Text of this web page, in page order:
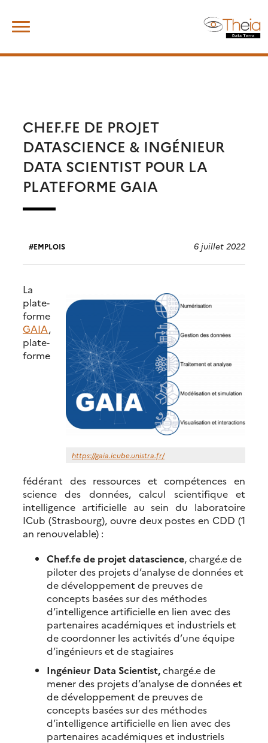
content
CHEF.FE DE PROJET
DATASCIENCE & INGÉNIEUR
DATA SCIENTIST POUR LA
PLATEFORME GAIA
EMPLOIS 6 juillet 2022
https://gaia.icube.unistra.fr/
La
plate-
forme
GAIA,
plate-
forme
fédérant des ressources et compétences en
science des données, calcul scientifique et
intelligence artificielle au sein du laboratoire
ICub (Strasbourg), ouvre deux postes en CDD (1
an renouvelable) :
Chef.fe de projet datascience, chargé.e de
piloter des projets d’analyse de données et
de développement de preuves de
concepts basées sur des méthodes
d’intelligence artificielle en lien avec des
partenaires académiques et industriels et
de coordonner les activités d’une équipe
d’ingénieurs et de stagiaires
Ingénieur Data Scientist,chargé.e de
mener des projets d’analyse de données et
de développement de preuves de
concepts basées sur des méthodes
d’intelligence artificielle en lien avec des
partenaires académiques et industriels